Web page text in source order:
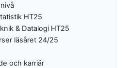
HT25
& Datalogi HT25
läsåret 24/25
och karriär